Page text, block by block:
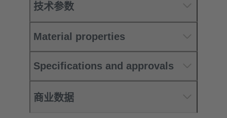
技术参数
Material properties
Specifications and approvals
商业数据